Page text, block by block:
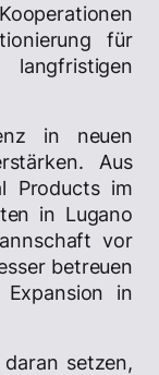
für
in neuen
Aus
Products im
in Lugano
vor
betreuen
in
setzen,